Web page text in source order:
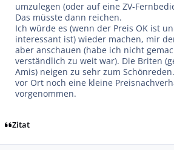
umzulegen (oder auf eine ZV-
Das müsste dann reichen.
Ich würde es (wenn der Preis OK ist
interessant ist) wieder machen, mir
aber anschauen (habe ich nicht
verständlich zu weit war). Die Briten
Amis) neigen zu sehr zum
vor Ort noch eine kleine
vorgenommen.
Zitat